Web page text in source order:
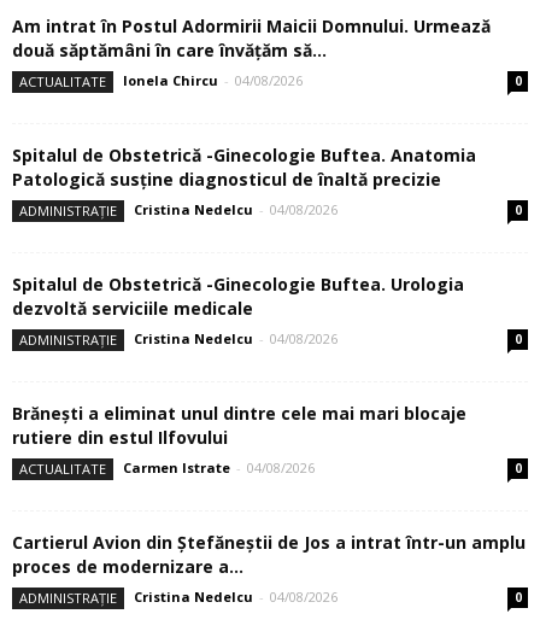
Am intrat în Postul Adormirii Maicii Domnului. Urmează
două săptămâni în care învăţăm să...
ACTUALITATE Ionela Chircu - 04/08/2026 0
Spitalul de Obstetrică -Ginecologie Buftea. Anatomia
Patologică susţine diagnosticul de înaltă precizie
ADMINISTRAȚIE Cristina Nedelcu - 04/08/2026 0
Spitalul de Obstetrică -Ginecologie Buftea. Urologia
dezvoltă serviciile medicale
ADMINISTRAȚIE Cristina Nedelcu - 04/08/2026 0
Brănești a eliminat unul dintre cele mai mari blocaje
rutiere din estul Ilfovului
ACTUALITATE Carmen Istrate - 04/08/2026 0
Cartierul Avion din Ştefăneştii de Jos a intrat într-un amplu
proces de modernizare a...
ADMINISTRAȚIE Cristina Nedelcu - 04/08/2026 0